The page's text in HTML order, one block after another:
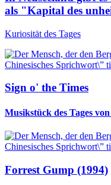
als "Kapital des
Kuriosität des Tages
Sign o' the Times
Musikstück des Tages
Forrest Gump (1994)